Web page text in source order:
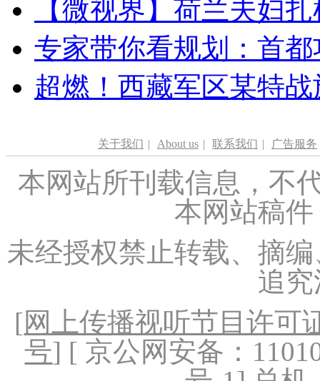
【微视界】荷兰夫妇
专家带你看规划：首
超燃！西藏军区某特
关于我们 | About us | 联系我们 | 广告服务
本网站所刊载信息，不
本网站稿
未经授权禁止转载、摘
追
[网上传播视听节目许可
号] [ 京公网安备：